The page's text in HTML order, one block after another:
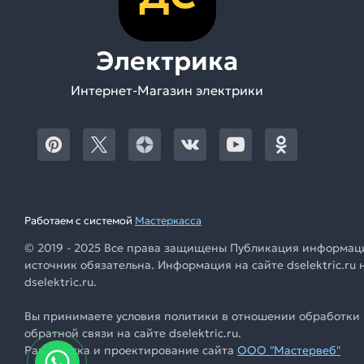
Электрика
Интернет-Магазин электрики
Работаем с системой Мастеркасса
© 2019 - 2025 Все права защищены Публикация
источник обязательна. Информация на сайте dselektric.ru
dselektric.ru.
Вы принимаете условия политики в отношении
обратной связи на сайте dselektric.ru.
Разработка и проектирование сайта ООО "Мастервеб"